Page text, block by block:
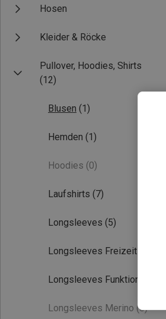
Hosen
Kleider & Röcke
Pullover, Hoodies, Shirts
(12)
Blusen (1)
Hemden (1)
Hoodies (0)
Laufshirts (7)
Longsleeves (5)
Longsleeves Freizeit
Longsleeves Funktion
Longsleeves Merino (0)